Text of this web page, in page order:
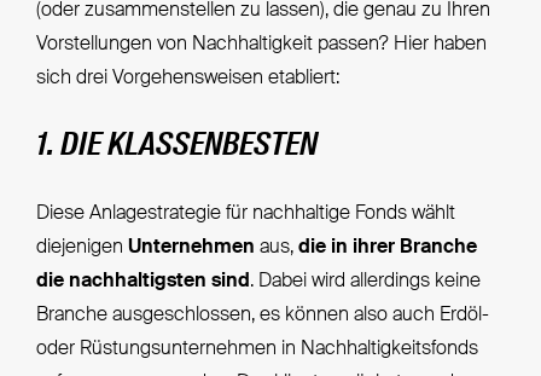
(oder zusammenstellen zu lassen), die genau zu Ihren
Vorstellungen von Nachhaltigkeit passen? Hier haben
sich drei Vorgehensweisen etabliert:
1. DIE KLASSENBESTEN
Diese Anlagestrategie für nachhaltige Fonds wählt
diejenigen Unternehmen aus, die in ihrer Branche
die nachhaltigsten sind. Dabei wird allerdings keine
Branche ausgeschlossen, es können also auch Erdöl-
oder Rüstungsunternehmen in Nachhaltigkeitsfonds